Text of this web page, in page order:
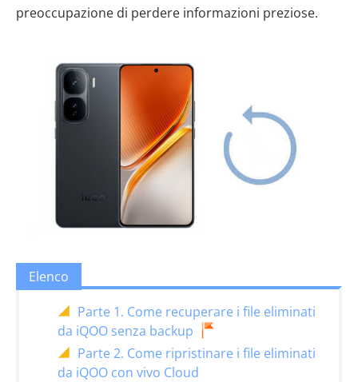
preoccupazione di perdere informazioni preziose.
Elenco
Parte 1. Come recuperare i file eliminati
da iQOO senza backup
Parte 2. Come ripristinare i file eliminati
da iQOO con vivo Cloud